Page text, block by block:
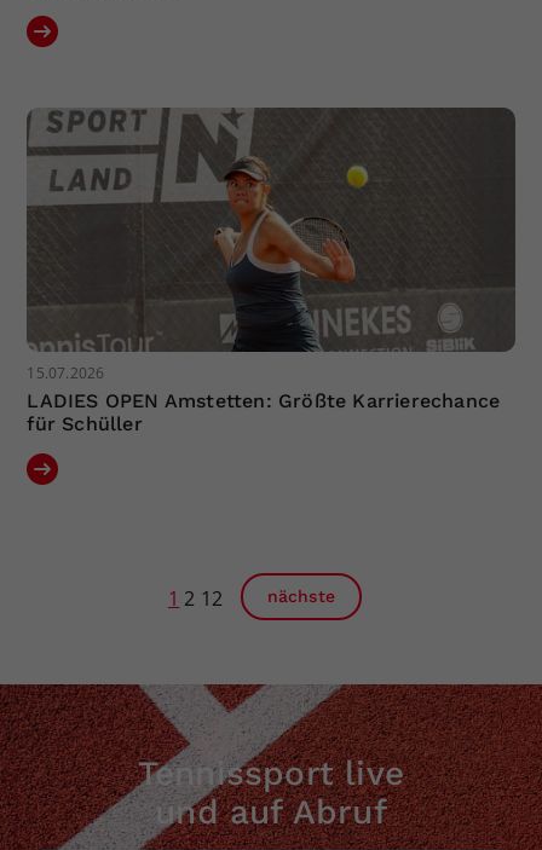
15.07.2026
LADIES OPEN Amstetten: Größte Karrierechance
für Schüller
1 2 12 nächste
Tennissport live
und auf Abruf